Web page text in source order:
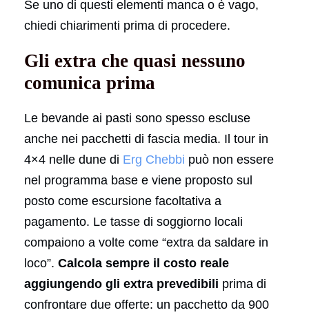
Se uno di questi elementi manca o è vago,
chiedi chiarimenti prima di procedere.
Gli extra che quasi nessuno
comunica prima
Le bevande ai pasti sono spesso escluse
anche nei pacchetti di fascia media. Il tour in
4×4 nelle dune di Erg Chebbi può non essere
nel programma base e viene proposto sul
posto come escursione facoltativa a
pagamento. Le tasse di soggiorno locali
compaiono a volte come “extra da saldare in
loco”. Calcola sempre il costo reale
aggiungendo gli extra prevedibili prima di
confrontare due offerte: un pacchetto da 900